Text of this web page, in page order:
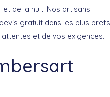
de la nuit. Nos artisans
gratuit dans les plus brefs
et de vos exigences.